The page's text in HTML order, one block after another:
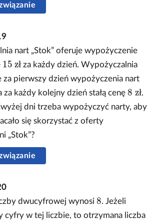
nart „Stok” oferuje wypożyczenie
ł
15
zł
za każdy dzień. Wypożyczalnia
za pierwszy dzień wypożyczenia nart
za każdy kolejny dzień stałą cenę ł
8
zł
.
dni trzeba wypożyczyć narty, aby
się skorzystać z oferty
„Stok”?
dwucyfrowej wynosi 8. Jeżeli
cyfry w tej liczbie, to otrzymana liczba